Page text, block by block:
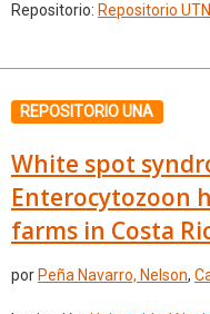
Repositorio: Repositorio UTN
REPOSITORIO UNA
White spot
Enterocytozoon
farms in Costa
por Peña Navarro, Nelson,